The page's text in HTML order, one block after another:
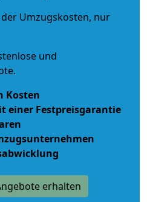
der Umzugskosten, nur
und
Kosten
einer Festpreisgarantie
erhalten